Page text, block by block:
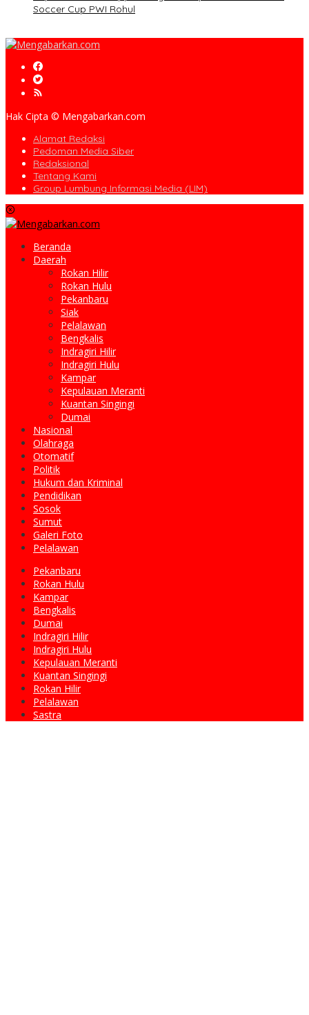
Soccer Cup PWI Rohul
Hak Cipta © Mengabarkan.com
Alamat Redaksi
Pedoman Media Siber
Redaksional
Tentang Kami
Group Lumbung Informasi Media (LIM)
Beranda
Daerah
Rokan Hilir
Rokan Hulu
Pekanbaru
Siak
Pelalawan
Bengkalis
Indragiri Hilir
Indragiri Hulu
Kampar
Kepulauan Meranti
Kuantan Singingi
Dumai
Nasional
Olahraga
Otomatif
Politik
Hukum dan Kriminal
Pendidikan
Sosok
Sumut
Galeri Foto
Pelalawan
Pekanbaru
Rokan Hulu
Kampar
Bengkalis
Dumai
Indragiri Hilir
Indragiri Hulu
Kepulauan Meranti
Kuantan Singingi
Rokan Hilir
Pelalawan
Sastra